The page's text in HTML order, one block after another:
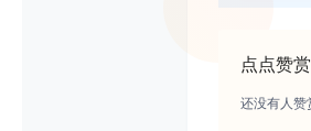
点点赞
还没有人赞